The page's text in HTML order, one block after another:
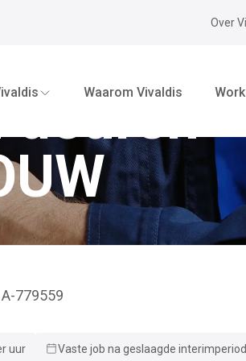
Over
Waarom Vivaldis
A-779559
uur Vaste job na geslaagde